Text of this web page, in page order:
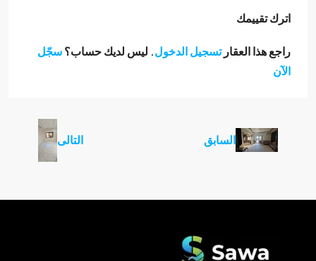
اترك تقييمك
راجع هذا العقارتسجيل الدخول. ليس لديك حساب؟سجّل
الآن
السابق التالى